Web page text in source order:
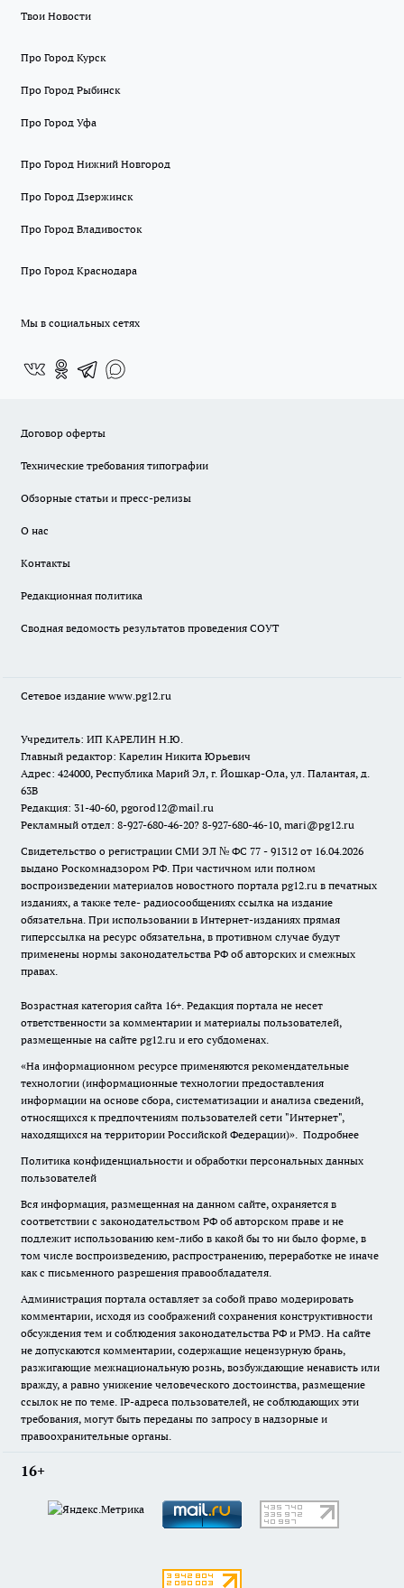
Твои Новости
Про Город Курск
Про Город Рыбинск
Про Город Уфа
Про Город Нижний Новгород
Про Город Дзержинск
Про Город Владивосток
Про Город Краснодара
Мы в социальных сетях
Договор оферты
Технические требования типографии
Обзорные статьи и пресс-релизы
О нас
Контакты
Редакционная политика
Сводная ведомость результатов проведения СОУТ
Сетевое издание www.pg12.ru
Учредитель: ИП КАРЕЛИН Н.Ю.
Главный редактор: Карелин Никита Юрьевич
Адрес: 424000, Республика Марий Эл, г. Йошкар-Ола, ул. Палантая, д.
63В
Редакция: 31-40-60, pgorod12@mail.ru
Рекламный отдел: 8-927-680-46-20? 8-927-680-46-10, mari@pg12.ru
Свидетельство о регистрации СМИ ЭЛ № ФС 77 - 91312 от 16.04.2026
выдано Роскомнадзором РФ. При частичном или полном
воспроизведении материалов новостного портала pg12.ru в печатных
изданиях, а также теле- радиосообщениях ссылка на издание
обязательна. При использовании в Интернет-изданиях прямая
гиперссылка на ресурс обязательна, в противном случае будут
применены нормы законодательства РФ об авторских и смежных
правах.
Возрастная категория сайта 16+. Редакция портала не несет
ответственности за комментарии и материалы пользователей,
размещенные на сайте pg12.ru и его субдоменах.
«На информационном ресурсе применяются рекомендательные
технологии (информационные технологии предоставления
информации на основе сбора, систематизации и анализа сведений,
относящихся к предпочтениям пользователей сети "Интернет",
находящихся на территории Российской Федерации)». Подробнее
Политика конфиденциальности и обработки персональных данных
пользователей
Вся информация, размещенная на данном сайте, охраняется в
соответствии с законодательством РФ об авторском праве и не
подлежит использованию кем-либо в какой бы то ни было форме, в
том числе воспроизведению, распространению, переработке не иначе
как с письменного разрешения правообладателя.
Администрация портала оставляет за собой право модерировать
комментарии, исходя из соображений сохранения конструктивности
обсуждения тем и соблюдения законодательства РФ и РМЭ. На сайте
не допускаются комментарии, содержащие нецензурную брань,
разжигающие межнациональную рознь, возбуждающие ненависть или
вражду, а равно унижение человеческого достоинства, размещение
ссылок не по теме. IP-адреса пользователей, не соблюдающих эти
требования, могут быть переданы по запросу в надзорные и
правоохранительные органы.
16+